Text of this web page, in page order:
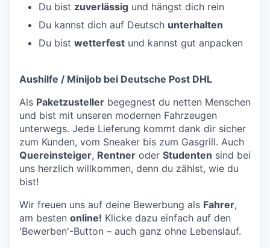
Du bist zuverlässig und hängst dich rein
Du kannst dich auf Deutsch unterhalten
Du bist wetterfest und kannst gut anpacken
Aushilfe / Minijob bei Deutsche Post DHL
Als Paketzusteller begegnest du netten Menschen
und bist mit unseren modernen Fahrzeugen
unterwegs. Jede Lieferung kommt dank dir sicher
zum Kunden, vom Sneaker bis zum Gasgrill. Auch
Quereinsteiger, Rentner oder Studenten sind bei
uns herzlich willkommen, denn du zählst, wie du
bist!
Wir freuen uns auf deine Bewerbung als Fahrer,
am besten online! Klicke dazu einfach auf den
'Bewerben'-Button – auch ganz ohne Lebenslauf.